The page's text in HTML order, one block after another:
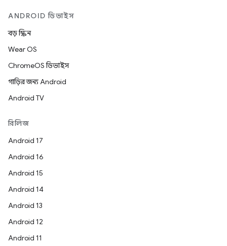
ANDROID ডিভাইস
বড় স্ক্রিন
Wear OS
ChromeOS ডিভাইস
গাড়ির জন্য Android
Android TV
রিলিজ
Android 17
Android 16
Android 15
Android 14
Android 13
Android 12
Android 11